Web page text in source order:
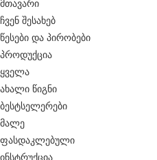
f
o
r
u
m
c
a
მთავარი
ჩვენ შესახებ
წესები და პირობები
პროდუქცია
ყველა
ახალი წიგნი
ბესტსელერები
მალე
ფასდაკლებული
ინსტრუქცია